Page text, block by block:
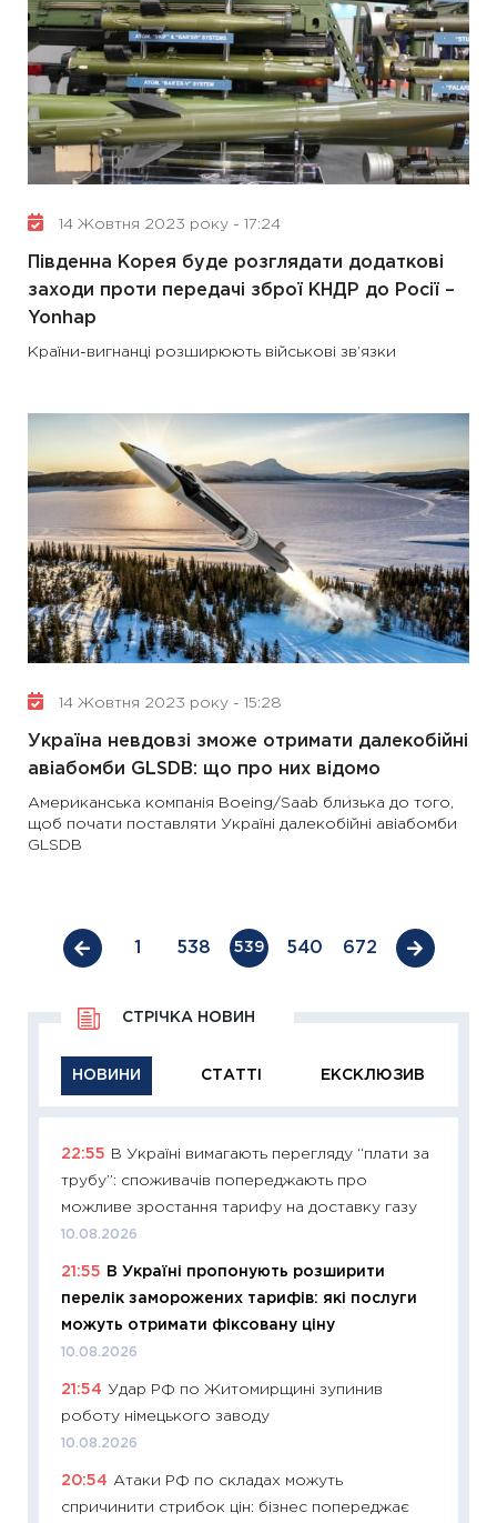
14 Жовтня 2023 року - 17:24
Південна Корея буде розглядати додаткові
заходи проти передачі зброї КНДР до Росії –
Yonhap
Країни-вигнанці розширюють військові зв’язки
14 Жовтня 2023 року - 15:28
Україна невдовзі зможе отримати далекобійні
авіабомби GLSDB: що про них відомо
Американська компанія Boeing/Saab близька до того,
щоб почати поставляти Україні далекобійні авіабомби
GLSDB
1 538 539 540 672
НОВИНИ СТАТТІ ЕКСКЛЮЗИВ
СТРІЧКА НОВИН
22:55
В Україні вимагають перегляду “плати за
трубу”: споживачів попереджають про
можливе зростання тарифу на доставку газу
10.08.2026
21:55
В Україні пропонують розширити
перелік заморожених тарифів: які послуги
можуть отримати фіксовану ціну
10.08.2026
21:54 Удар РФ по Житомирщині зупинив
роботу німецького заводу
10.08.2026
20:54 Атаки РФ по складах можуть
спричинити стрибок цін: бізнес попереджає